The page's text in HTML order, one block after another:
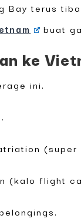
Bay terus
buat
ke
ini.
(super
(kalo flight